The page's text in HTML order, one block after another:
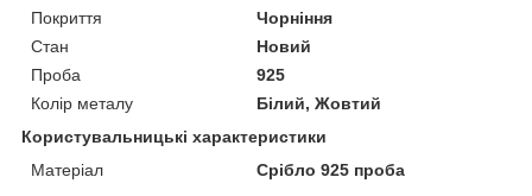
Покриття
Чорніння
Стан
Новий
Проба
925
Колір металу
Білий, Жовтий
Користувальницькі характеристики
Матеріал
Срібло 925 проба